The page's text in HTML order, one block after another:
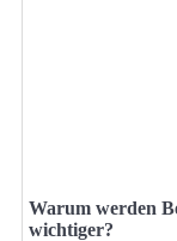
Warum werden
wichtiger?